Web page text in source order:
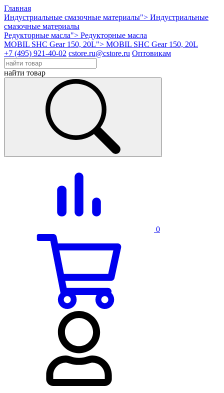
Главная
Индустриальные смазочные материалы"> Индустриальные
смазочные материалы
Редукторные масла"> Редукторные масла
MOBIL SHC Gear 150, 20L"> MOBIL SHC Gear 150, 20L
+7 (495) 921-40-02 cstore.ru@cstore.ru Оптовикам
найти товар
0